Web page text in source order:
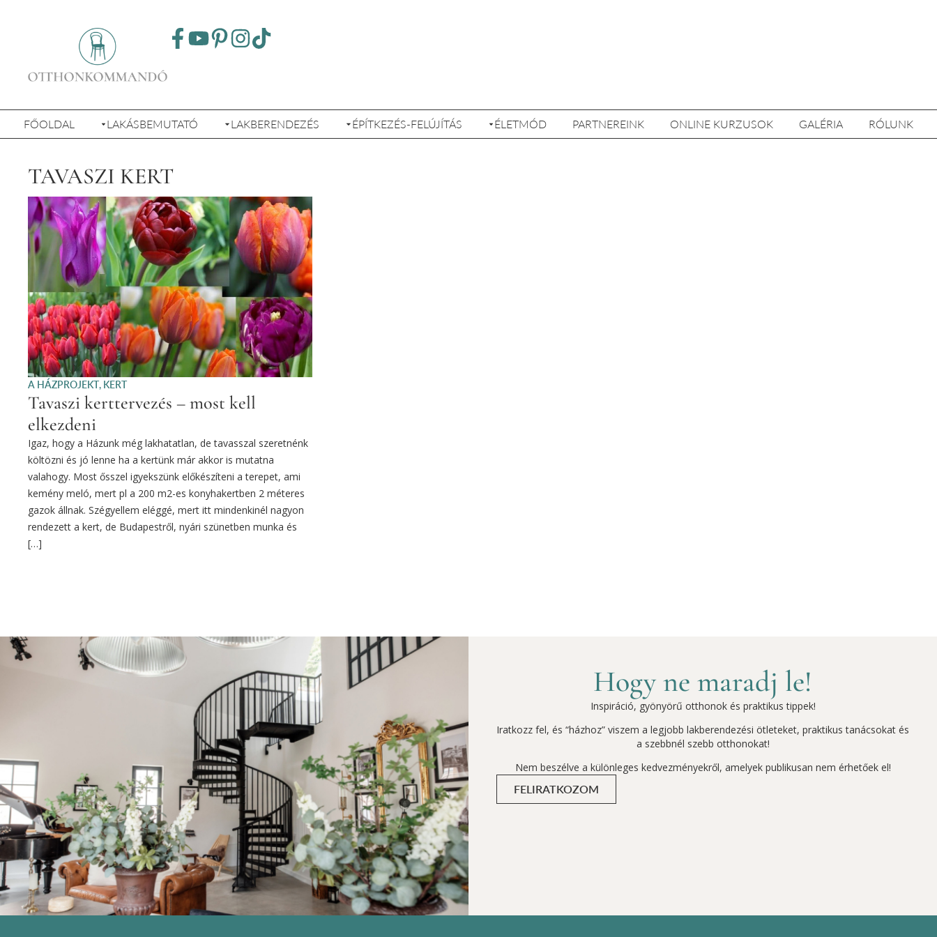
FŐOLDAL LAKÁSBEMUTATÓ LAKBERENDEZÉS ÉPÍTKEZÉS-FELÚJÍTÁS ÉLETMÓD PARTNEREINK ONLINE KURZUSOK GALÉRIA RÓLUNK
TAVASZI KERT
A HÁZPROJEKT, KERT
Tavaszi kerttervezés – most kell
elkezdeni
Igaz, hogy a Házunk még lakhatatlan, de tavasszal szeretnénk
költözni és jó lenne ha a kertünk már akkor is mutatna
valahogy. Most ősszel igyekszünk előkészíteni a terepet, ami
kemény meló, mert pl a 200 m2-es konyhakertben 2 méteres
gazok állnak. Szégyellem eléggé, mert itt mindenkinél nagyon
rendezett a kert, de Budapestről, nyári szünetben munka és
[…]
Hogy ne maradj le!
Inspiráció, gyönyörű otthonok és praktikus tippek!
Iratkozz fel, és “házhoz” viszem a legjobb lakberendezési ötleteket, praktikus tanácsokat és
a szebbnél szebb otthonokat!
Nem beszélve a különleges kedvezményekről, amelyek publikusan nem érhetőek el!
FELIRATKOZOM